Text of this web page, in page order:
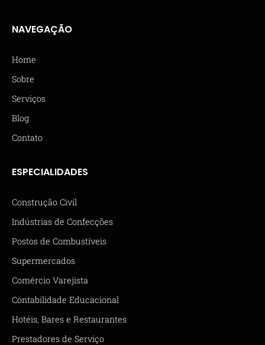
NAVEGAÇÃO
Home
Sobre
Serviços
Blog
Contato
ESPECIALIDADES
Construção Civil
Indústrias de Confecções
Postos de Combustíveis
Supermercados
Comércio Varejista
Contabilidade Educacional
Hotéis, Bares e Restaurantes
Prestadores de Serviço